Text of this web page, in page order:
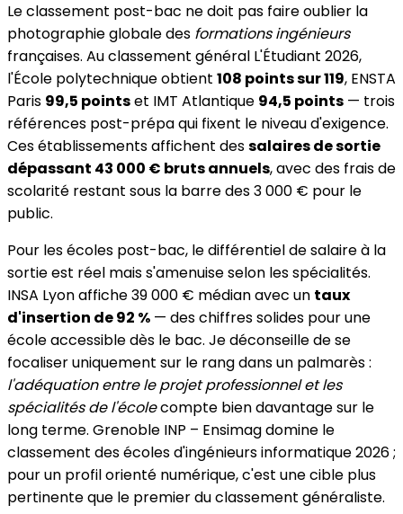
Le classement post-bac ne doit pas faire oublier la
photographie globale des formations ingénieurs
françaises. Au classement général L'Étudiant 2026,
l'École polytechnique obtient 108 points sur 119, ENSTA
Paris 99,5 pointset IMT Atlantique 94,5 points — trois
références post-prépa qui fixent le niveau d'exigence.
Ces établissements affichent dessalaires de sortie
dépassant 43 000 € bruts annuels, avec des frais de
scolarité restant sous la barre des 3 000 € pour le
public.
Pour les écoles post-bac, le différentiel de salaire à la
sortie est réel mais s'amenuise selon les spécialités.
INSA Lyon affiche 39 000 € médian avec un taux
d'insertion de 92 % — des chiffres solides pour une
école accessible dès le bac. Je déconseille de se
focaliser uniquement sur le rang dans un palmarès :
l'adéquation entre le projet professionnel et les
spécialités de l'écolecompte bien davantage sur le
long terme. Grenoble INP – Ensimag domine le
classement des écoles d'ingénieurs informatique 2026 ;
pour un profil orienté numérique, c'est une cible plus
pertinente que le premier du classement généraliste.